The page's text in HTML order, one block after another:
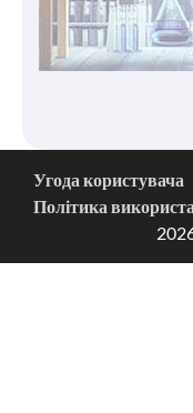
Угода користувача
Політика